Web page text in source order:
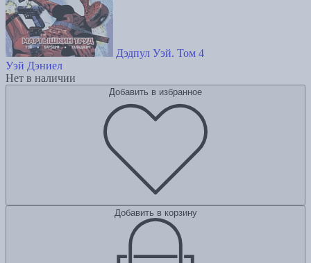
Дэдпул Уэй. Том 4
Уэй Дэниел
Нет в наличии
Добавить в избранное
Добавить в корзину